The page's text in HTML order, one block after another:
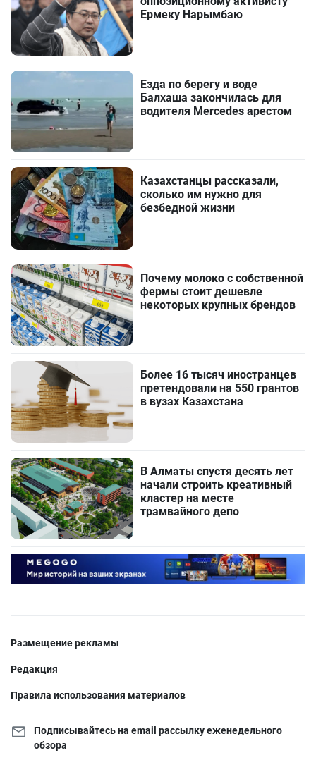
Ермеку Нарымбаю
Езда по берегу и воде
Балхаша закончилась для
водителя Mercedes арестом
Казахстанцы рассказали,
сколько им нужно для
безбедной жизни
Почему молоко с собственной
фермы стоит дешевле
некоторых крупных брендов
Более 16 тысяч иностранцев
претендовали на 550 грантов
в вузах Казахстана
В Алматы спустя десять лет
начали строить креативный
кластер на месте
трамвайного депо
Размещение рекламы
Редакция
Правила использования материалов
Подписывайтесь на email рассылку еженедельного
обзора